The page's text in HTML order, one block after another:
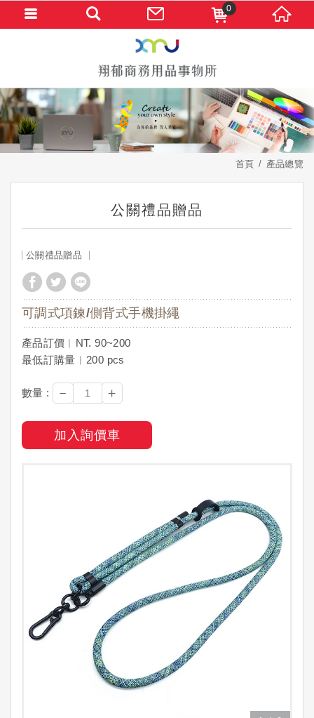
首頁 產品總覽
公關禮品贈品
公關禮品贈品
可調式項鍊/側背式手機掛繩
產品訂價︱NT. 90~200
最低訂購量︱200 pcs
數量 : － ＋
加入詢價車
0